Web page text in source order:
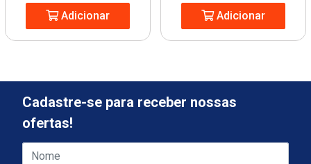
Adicionar Adicionar
Cadastre-se para receber nossas
ofertas!